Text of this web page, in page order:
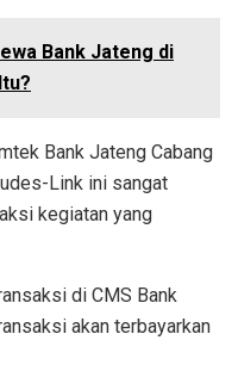
Bank Jateng di
Bank Jateng Cabang
Link ini sangat
kegiatan yang
di CMS Bank
akan terbayarkan